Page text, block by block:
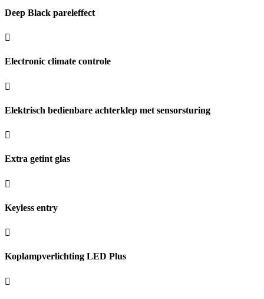
Deep Black pareleffect
Electronic climate controle
Elektrisch bedienbare achterklep met sensorsturing
Extra getint glas
Keyless entry
Koplampverlichting LED Plus